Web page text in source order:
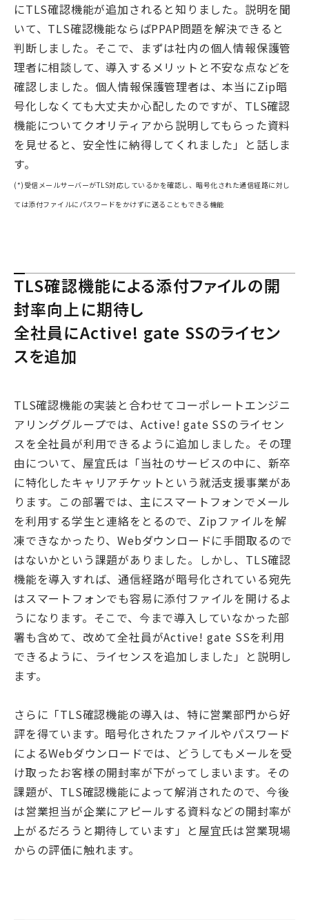
にTLS確認機能が追加されると知りました。説明を聞
いて、TLS確認機能ならばPPAP問題を解決できると
判断しました。そこで、まずは社内の個人情報保護管
理者に相談して、導入するメリットと不安な点などを
確認しました。個人情報保護管理者は、本当にZip暗
号化しなくても大丈夫か心配したのですが、TLS確認
機能についてクオリティアから説明してもらった資料
を見せると、安全性に納得してくれました」と話しま
す。
(*)受信メールサーバーがTLS対応しているかを確認し、暗号化された通信経路に対し
ては添付ファイルにパスワードをかけずに送ることもできる機能
TLS確認機能による添付ファイルの開
封率向上に期待し
全社員にActive! gate SSのライセン
スを追加
TLS確認機能の実装と合わせてコーポレートエンジニ
アリンググループでは、Active! gate SSのライセン
スを全社員が利用できるように追加しました。その理
由について、屋宜氏は「当社のサービスの中に、新卒
に特化したキャリアチケットという就活支援事業があ
ります。この部署では、主にスマートフォンでメール
を利用する学生と連絡をとるので、Zipファイルを解
凍できなかったり、Webダウンロードに手間取るので
はないかという課題がありました。しかし、TLS確認
機能を導入すれば、通信経路が暗号化されている宛先
はスマートフォンでも容易に添付ファイルを開けるよ
うになります。そこで、今まで導入していなかった部
署も含めて、改めて全社員がActive! gate SSを利用
できるように、ライセンスを追加しました」と説明し
ます。
さらに「TLS確認機能の導入は、特に営業部門から好
評を得ています。暗号化されたファイルやパスワード
によるWebダウンロードでは、どうしてもメールを受
け取ったお客様の開封率が下がってしまいます。その
課題が、TLS確認機能によって解消されたので、今後
は営業担当が企業にアピールする資料などの開封率が
上がるだろうと期待しています」と屋宜氏は営業現場
からの評価に触れます。